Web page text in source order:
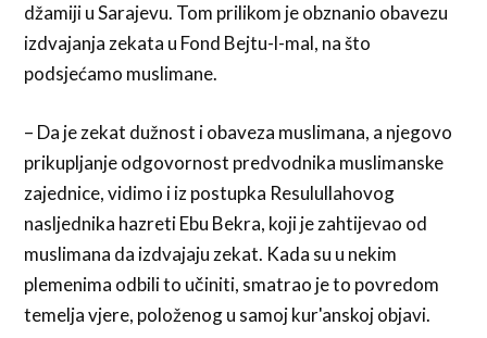
džamiji u Sarajevu. Tom prilikom je obznanio obavezu
izdvajanja zekata u Fond Bejtu-l-mal, na što
podsjećamo muslimane.
– Da je zekat dužnost i obaveza muslimana, a njegovo
prikupljanje odgovornost predvodnika muslimanske
zajednice, vidimo i iz postupka Resulullahovog
nasljednika hazreti Ebu Bekra, koji je zahtijevao od
muslimana da izdvajaju zekat. Kada su u nekim
plemenima odbili to učiniti, smatrao je to povredom
temelja vjere, položenog u samoj kur'anskoj objavi.